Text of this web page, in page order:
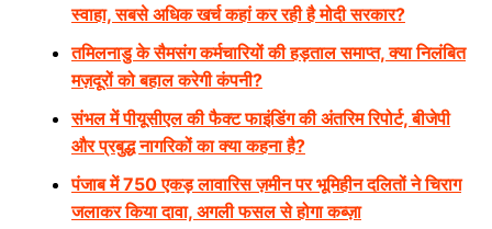
स्वाहा, सबसे अधिक खर्च कहां कर रही है मोदी सरकार?
तमिलनाडु के सैमसंग कर्मचारियों की हड़ताल समाप्त, क्या निलंबित
मज़दूरों को बहाल करेगी कंपनी?
संभल में पीयूसीएल की फैक्ट फाइंडिंग की अंतरिम रिपोर्ट, बीजेपी
और प्रबुद्ध नागरिकों का क्या कहना है?
पंजाब में 750 एकड़ लावारिस ज़मीन पर भूमिहीन दलितों ने चिराग
जलाकर किया दावा, अगली फसल से होगा कब्ज़ा